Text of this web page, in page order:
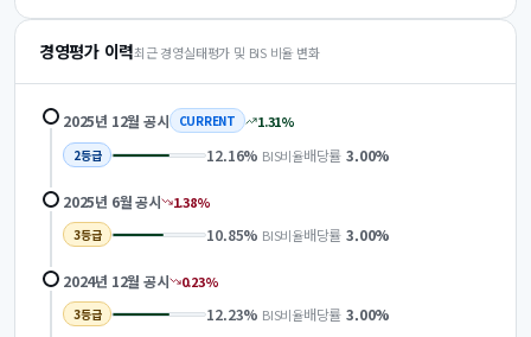
경영평가 이력최근 경영실태평가 및 BIS 비율 변화
2025년 12월 공시 CURRENT 1.31%
2등급 12.16% BIS비율배당률 3.00%
2025년 6월공시 1.38%
3등급 10.85% BIS비율배당률 3.00%
2024년 12월 공시 0.23%
3등급 12.23% BIS비율배당률 3.00%